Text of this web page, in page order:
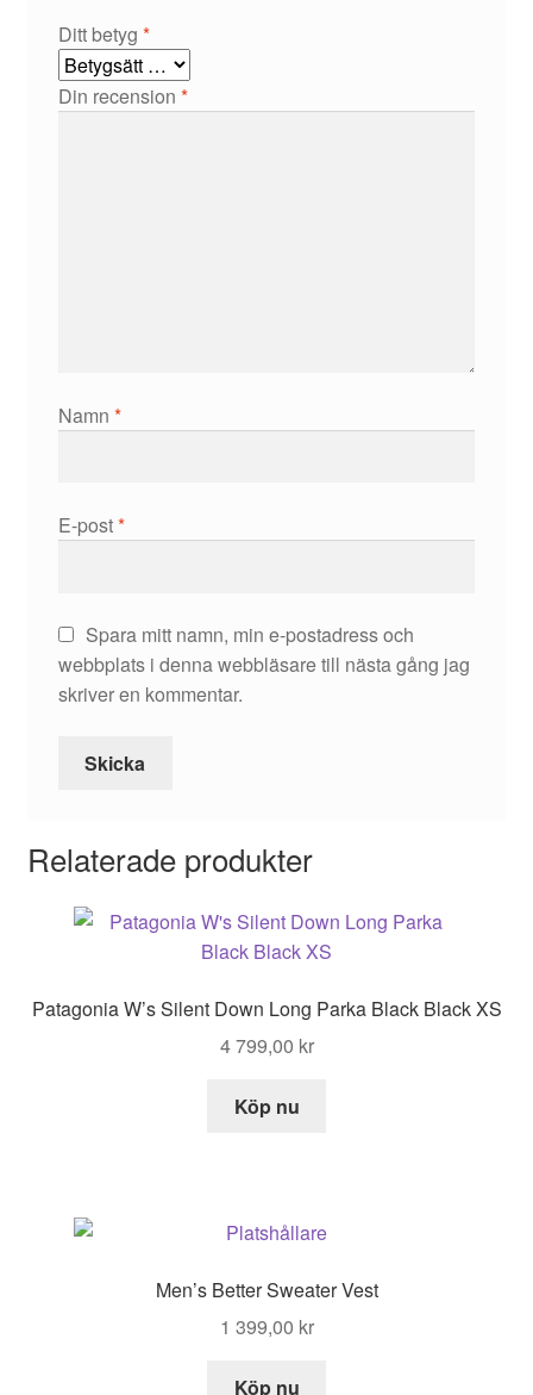
Ditt betyg *
Din recension *
Namn *
E-post*
Spara mitt namn, min e-postadress och
webbplats i denna webbläsare till nästa gång jag
skriver en kommentar.
Relaterade produkter
Patagonia W’s Silent Down Long Parka Black Black XS
4 799,00 kr
Köp nu
Men’s Better Sweater Vest
1 399,00 kr
Köp nu